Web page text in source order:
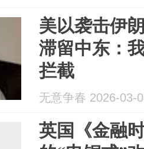
美以袭击伊
滞留中东：
拦截
无意争春 2026-03-
英国《金融